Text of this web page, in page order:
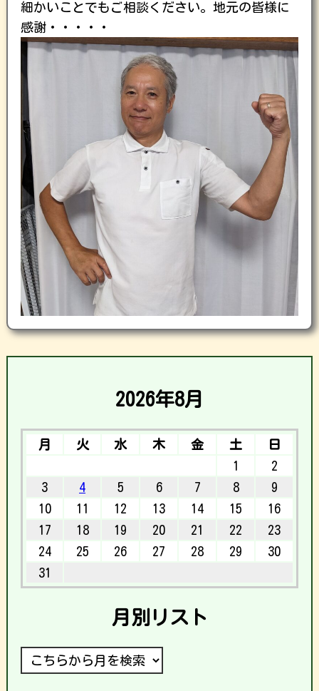
細かいことでもご相談ください。地元の皆様に
感謝・・・・・
2026年8月
月 火 水 木 金 土
日
1
2
3
4 5 6 7 8
9
10
11 12 13 14 15
16
17
18 19 20 21 22
23
24
25 26 27 28 29
30
31
月別リスト